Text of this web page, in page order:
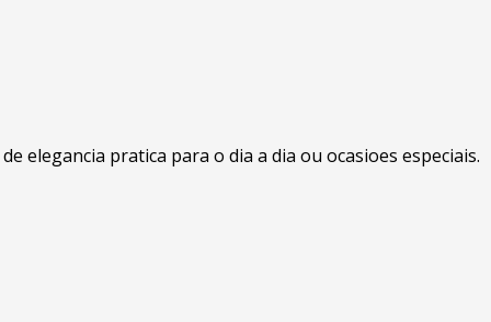
elegancia pratica para o dia a dia ou ocasioes especiais.